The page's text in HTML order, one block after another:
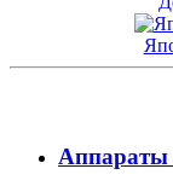
Аппараты